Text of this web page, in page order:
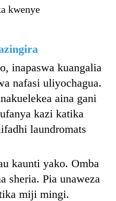
kwenye
inapaswa kuangalia
nafasi uliyochagua.
aina gani
kazi katika
laundromats
kaunti yako. Omba
sheria. Pia unaweza
miji mingi.